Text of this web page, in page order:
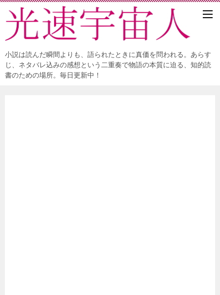
小説は読んだ瞬間よりも、語られたときに真価を問われる。あらす
じ、ネタバレ込みの感想という二重奏で物語の本質に迫る、知的読
書のための場所。毎日更新中！